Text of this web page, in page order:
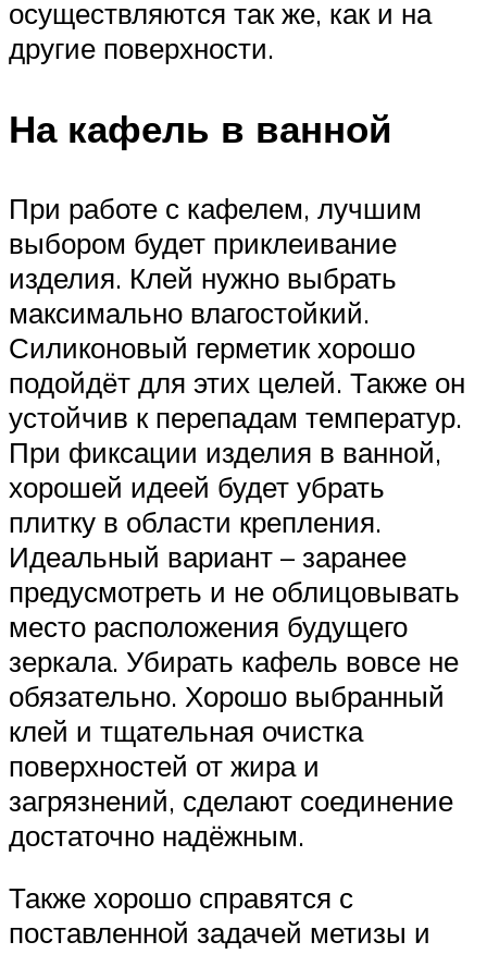
осуществляются так же, как и на
другие поверхности.
На кафель в ванной
При работе с кафелем, лучшим
выбором будет приклеивание
изделия. Клей нужно выбрать
максимально влагостойкий.
Силиконовый герметик хорошо
подойдёт для этих целей. Также он
устойчив к перепадам температур.
При фиксации изделия в ванной,
хорошей идеей будет убрать
плитку в области крепления.
Идеальный вариант – заранее
предусмотреть и не облицовывать
место расположения будущего
зеркала. Убирать кафель вовсе не
обязательно. Хорошо выбранный
клей и тщательная очистка
поверхностей от жира и
загрязнений, сделают соединение
достаточно надёжным.
Также хорошо справятся с
поставленной задачей метизы и